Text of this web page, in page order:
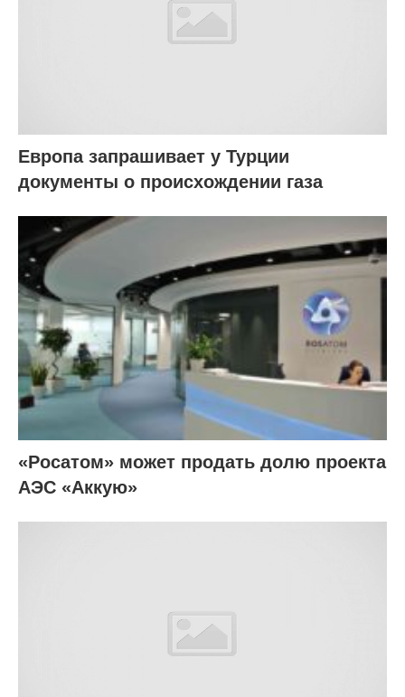
Европа запрашивает у Турции
документы о происхождении газа
«Росатом» может продать долю проекта
АЭС «Аккую»